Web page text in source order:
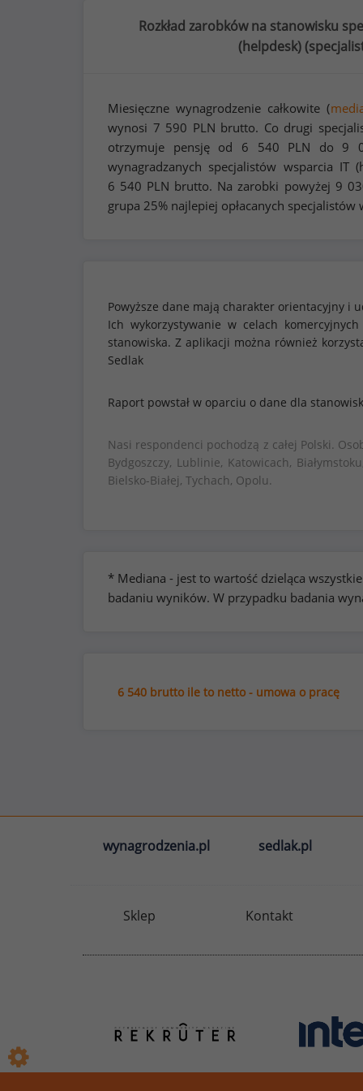
Rozkład zarobków na stanowisku
(helpdesk) (
Miesięczne wynagrodzenie całkowite (
wynosi 7 590 PLN brutto. Co drugi
otrzymuje pensję od 6 540 PLN do 9
wynagradzanych specjalistów wsparcia IT
6 540 PLN brutto. Na zarobki powyżej 9
grupa 25% najlepiej opłacanych specjalistów
Powyższe dane mają charakter orientacyjny i
Ich wykorzystywanie w celach
stanowiska. Z aplikacji można również
Sedlak
Raport powstał w oparciu o dane dla
Nasi respondenci pochodzą z całej Polski.
Bydgoszczy, Lublinie, Katowicach,
Bielsko-Białej, Tychach, Opolu.
* Mediana - jest to wartość dzieląca
badaniu wyników. W przypadku badania
6 540 brutto ile to netto - umowa o pracę
wynagrodzenia.pl sedlak.pl
Sklep Kontakt